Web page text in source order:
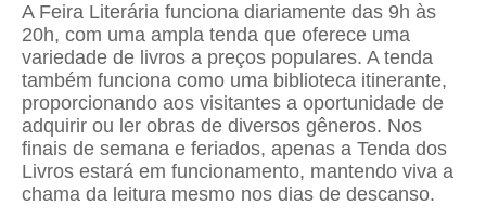
A Feira Literária funciona diariamente das 9h às
20h, com uma ampla tenda que oferece uma
variedade de livros a preços populares. A tenda
também funciona como uma biblioteca itinerante,
proporcionando aos visitantes a oportunidade de
adquirir ou ler obras de diversos gêneros. Nos
finais de semana e feriados, apenas a Tenda dos
Livros estará em funcionamento, mantendo viva a
chama da leitura mesmo nos dias de descanso.